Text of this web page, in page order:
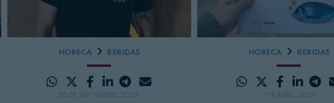
HORECA BEBIDAS
25 DE SEPTIEMBRE, 2025
HORECA BEBIDAS
7 DE ABRIL, 2025